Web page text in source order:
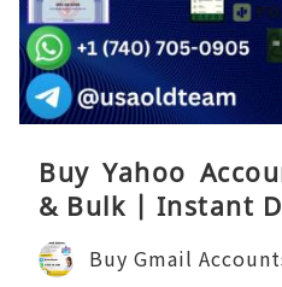
Buy Yahoo
& Bulk | Instant
Buy Gmail